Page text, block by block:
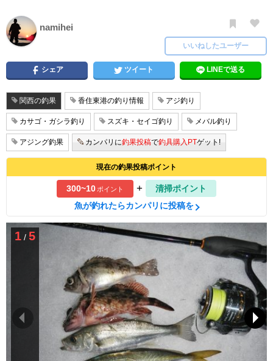
namihei
いいねしたユーザー
シェア ツイート LINEで送る
関西の釣果 香住東港の釣り情報 アジ釣り
カサゴ・ガシラ釣り スズキ・セイゴ釣り メバル釣り
アジング釣果 カンパリに釣果投稿で釣具購入PTゲット!
現在の釣果投稿ポイント
300~10ポイント +
清掃ポイント
魚が釣れたらカンパリに投稿を
1 / 5